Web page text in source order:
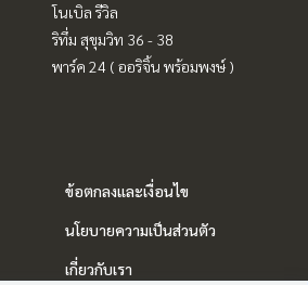
โนเบิล รีวิล
ริทึ่ม สุขุมวิท 36 - 38
พาร์ค 24 ( ออริจิ้น พร้อมพงษ์ )
ข้อตกลงและเงื่อนไข
นโยบายความเป็นส่วนตัว
เกี่ยวกับเรา